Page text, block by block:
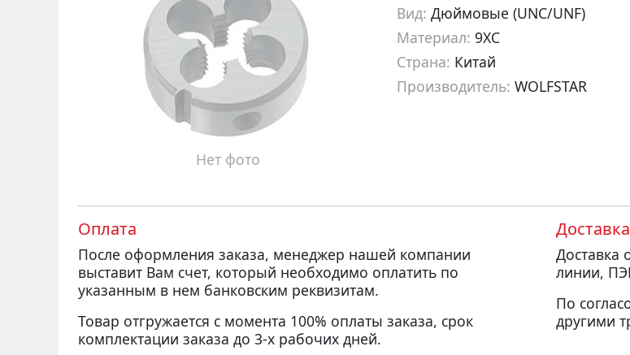
Нет фото
Вид: Дюймовые (UNC/UNF)
Материал: 9ХС
Страна: Китай
Производитель: WOLFSTAR
Оплата
После оформления заказа, менеджер нашей компании
выставит Вам счет, который необходимо оплатить по
указанным в нем банковским реквизитам.
Товар отгружается с момента 100% оплаты заказа, срок
комплектации заказа до 3-х рабочих дней.
Доставка
Доставка
линии,
По
другими